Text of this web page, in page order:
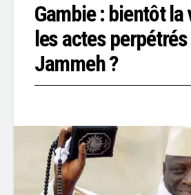
Gambie : bientôt
les actes
Jammeh ?